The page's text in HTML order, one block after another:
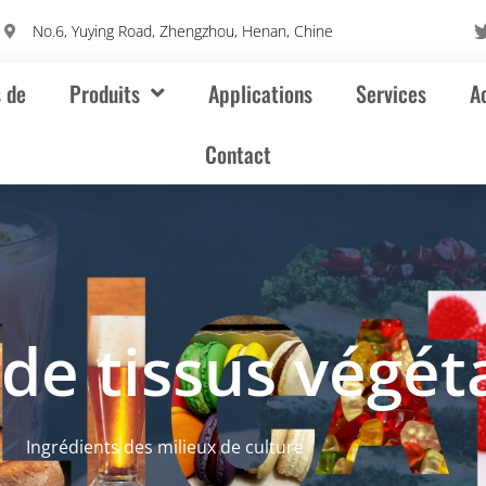
No.6, Yuying Road, Zhengzhou, Henan, Chine
Produits Applications Services
Contact
tissus
Ingrédients des milieux de culture